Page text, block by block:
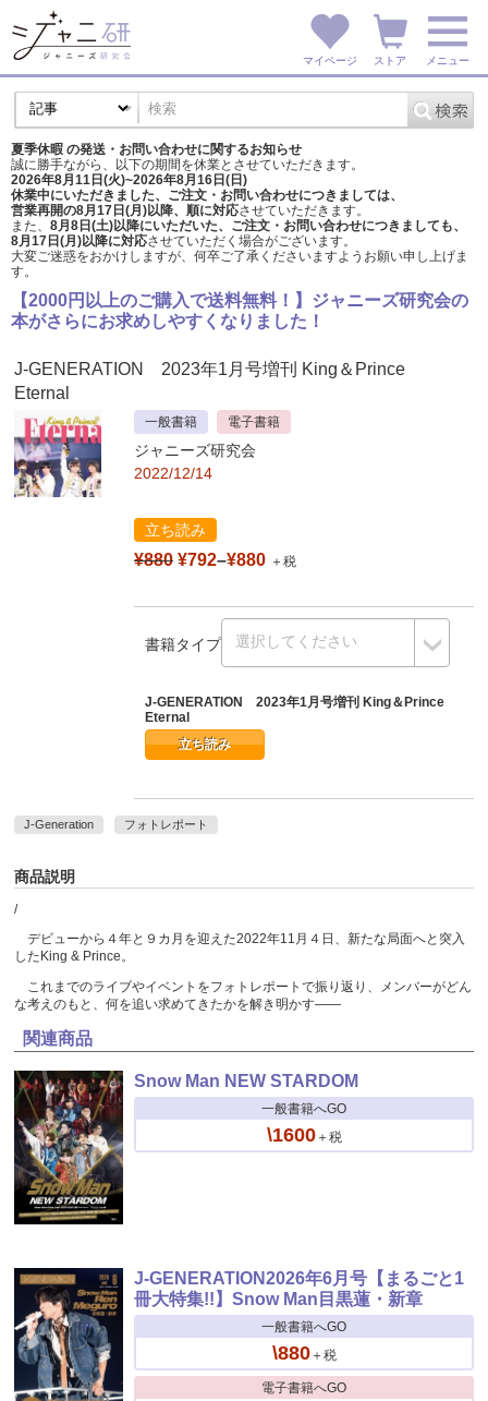
マイページ ストア メニュー
夏季休暇 の発送・お問い合わせに関するお知らせ
誠に勝手ながら、以下の期間を休業とさせていただきます。
2026年8月11日(火)~2026年8月16日(日)
休業中にいただきました、ご注文・お問い合わせにつきましては、
営業再開の8月17日(月)以降、順に対応させていただきます。
また、 8月8日(土)以降にいただいた、ご注文・ お問い合わせにつきましても、
8月17日(月)以降に対応させていただく場合がございます。
大変ご迷惑をおかけしますが、 何卒ご了承くださいますようお願い申し上げま
す。
【2000円以上のご購入で送料無料！】ジャニーズ研究会の
本がさらにお求めしやすくなりました！
J-GENERATION 2023年1月号増刊 King＆Prince
Eternal
一般書籍 電子書籍
ジャニーズ研究会
2022/12/14
立ち読み
¥880 ¥792–¥880 ＋税
書籍タイプ
J-GENERATION 2023年1月号増刊 King＆Prince
Eternal
立ち読み
J-Generation フォトレポート
商品説明
/
デビューから４年と９カ月を迎えた2022年11月４日、新たな局面へと突入
したKing & Prince。
これまでのライブやイベントをフォトレポートで振り返り、メンバーがどん
な考えのもと、何を追い求めてきたかを解き明かす――
関連商品
Snow Man NEW STARDOM
一般書籍へGO
\1600＋税
J-GENERATION2026年6月号【まるごと1
冊大特集!!】Snow Man目黒蓮・新章
一般書籍へGO
\880＋税
電子書籍へGO